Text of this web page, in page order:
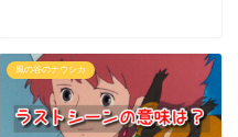
風の谷のナウシカ